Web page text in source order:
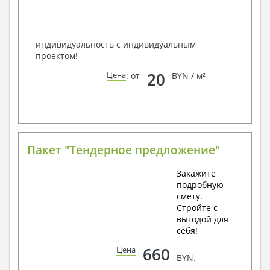
индивидуальность с индивидуальным
проектом!
Цена: от 20 BYN / м²
Пакет "Тендерное предложение"
Закажите
подробную
смету.
Стройте с
выгодой для
себя!
Цена 660 BYN.